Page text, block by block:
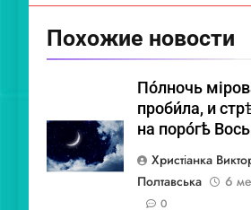
Похожие новости
По́лночь
проби́ла, и
на поро́гѣ
Христіанка
Полтавська
6
0